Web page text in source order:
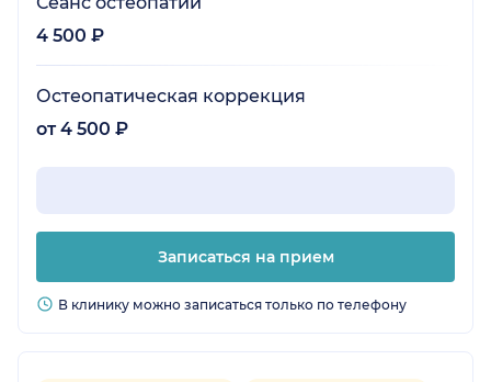
4 500 ₽
Остеопатическая коррекция
от 4 500 ₽
Записаться на прием
В клинику можно записаться только по телефону